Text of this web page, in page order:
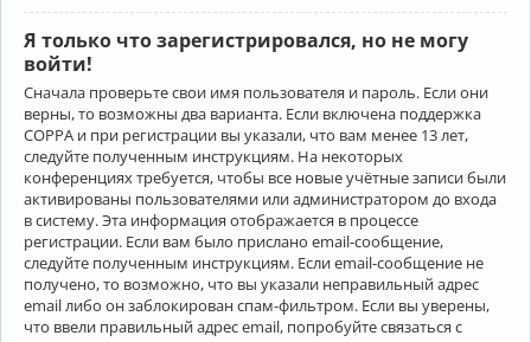
Я только что зарегистрировался, но не могу
войти!
Сначала проверьте свои имя пользователя и пароль. Если они
верны, то возможны два варианта. Если включена поддержка
COPPA и при регистрации вы указали, что вам менее 13 лет,
следуйте полученным инструкциям. На некоторых
конференциях требуется, чтобы все новые учётные записи были
активированы пользователями или администратором до входа
в систему. Эта информация отображается в процессе
регистрации. Если вам было прислано email-сообщение,
следуйте полученным инструкциям. Если email-сообщение не
получено, то возможно, что вы указали неправильный адрес
email либо он заблокирован спам-фильтром. Если вы уверены,
что ввели правильный адрес email, попробуйте связаться с